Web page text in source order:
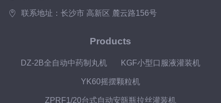
联系地址：长沙市 高新区 麓云路156号
Products
DZ-2B全自动中药制丸机 KGF小型口服液灌装机
YK60摇摆颗粒机
ZPRF1/20台式自动安瓿瓶拉丝灌装机